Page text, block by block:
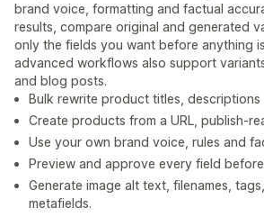
brand voice, formatting and factual
results, compare original and generated
only the fields you want before anything
advanced workflows also support
and blog posts.
Bulk rewrite product titles, descriptions
Create products from a URL, publish-
Use your own brand voice, rules and
Preview and approve every field
Generate image alt text, filenames,
metafields.